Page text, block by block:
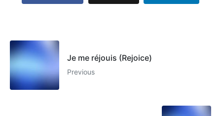
Je me réjouis (Rejoice)
Previous